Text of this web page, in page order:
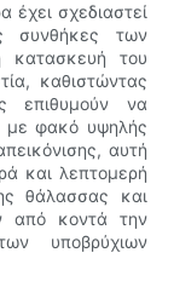
έχει σχεδιαστεί
συνθήκες των
κατασκευή του
καθιστώντας
επιθυμούν να
με φακό υψηλής
αυτή
και λεπτομερή
θάλασσας και
από κοντά την
υποβρύχιων